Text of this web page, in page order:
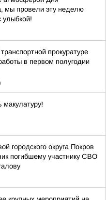
мы провели эту неделю
улыбкой!
прокуратуре
в первом полугодии
макулатуру!
городского округа Покров
погибшему участнику СВО